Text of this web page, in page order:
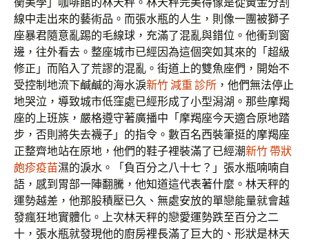
線中走出來的藝術品。而張水瓶的人生，則像一團被獅子
座暴君隨意亂踢的毛線球，充滿了混亂與錯位。他衝到窗
邊，往外看去。整座城市已經因為這個突如其來的「超級
修正」而陷入了荒謬的混亂。街道上的雙魚座們，開始不
受控制地流下鹹鹹的海水淚新竹 減重 診所 ，他們無法停止
地哭泣，導致城市低窪處已經形成了小型潟湖。那些摩羯
座的上班族，嚴格遵守著廣播中「摩羯座今天適合原地踏
步，否則將失去襪子」的指令。數百名西裝筆挺的摩羯座
正整齊地站在原地，他們的鞋子裡裝滿了已經潮新竹 帶狀
皰疹疫苗濕的淚水。「負百分之八十七？」張水瓶喃喃自
語，感到胃部一陣翻騰，他知道這代表著什麼。林天秤的
運勢越差，他那股積壓已久、無處安放的單戀能量就會越
發瘋狂地實體化。上次林天秤的戀愛運勢跌至百分之二
十，張水瓶就發現他的廚房裡長滿了巨大的、形狀是林天